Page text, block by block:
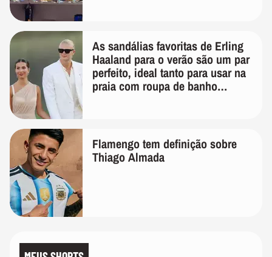
As sandálias favoritas de Erling
Haaland para o verão são um par
perfeito, ideal tanto para usar na
praia com roupa de banho
Flamengo tem definição sobre
Thiago Almada